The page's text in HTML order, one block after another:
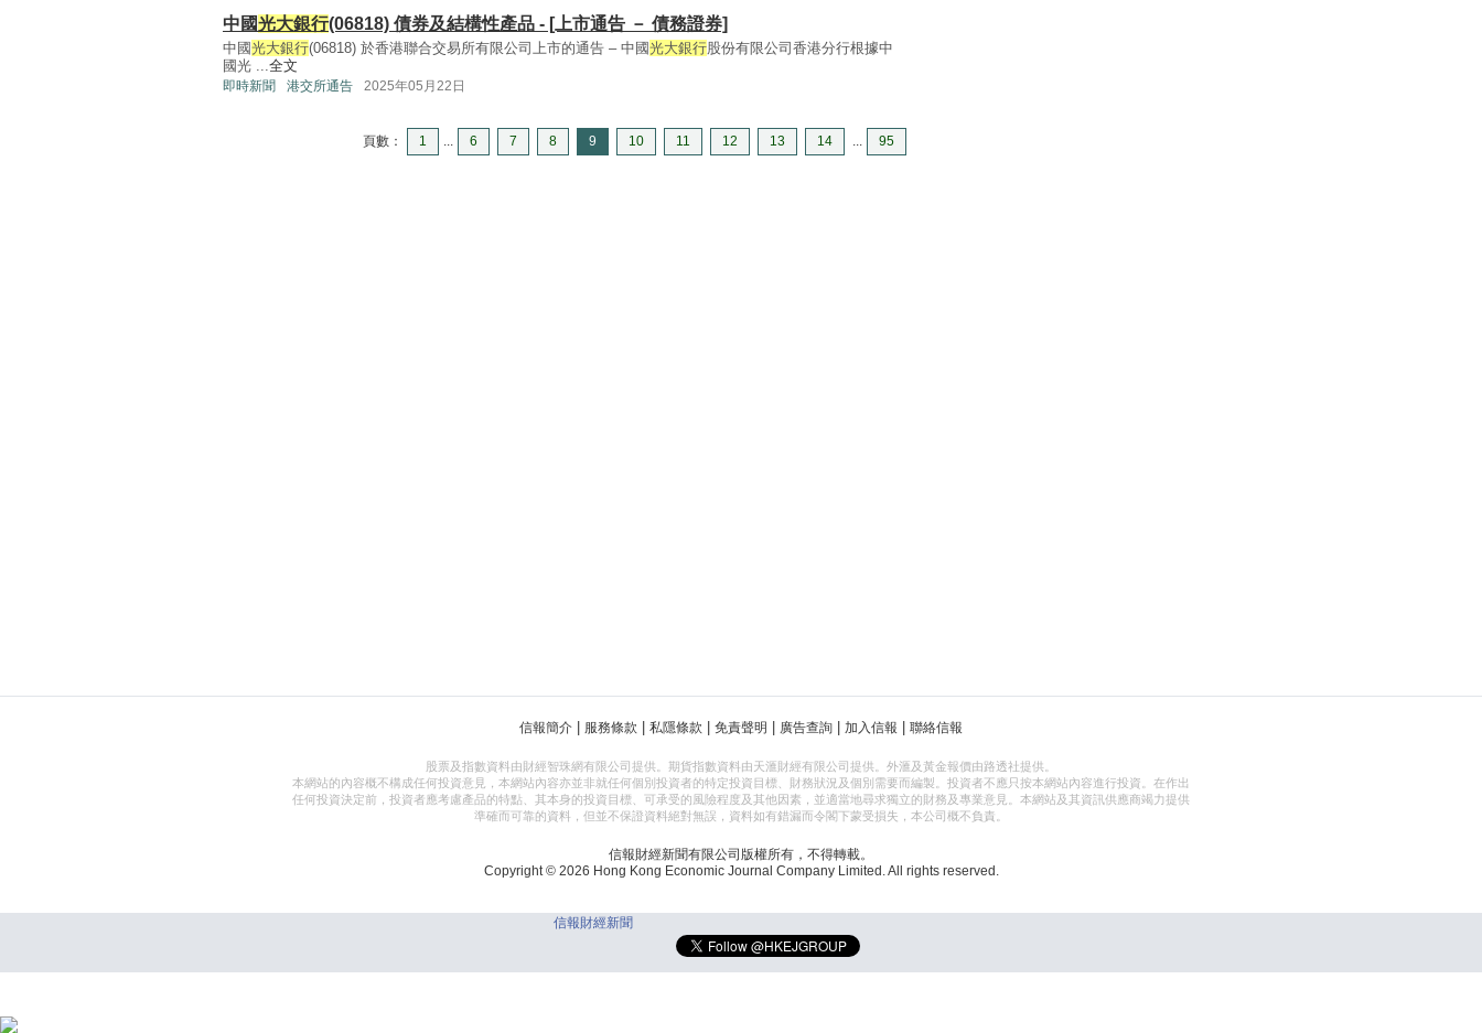
中國光大銀行(06818) 債券及結構性產品 - [上市通告 － 債務證券]
中國光大銀行(06818) 於香港聯合交易所有限公司上市的通告 – 中國光大銀行股份有限公司香港分行根據中
國光 ...全文
即時新聞 港交所通告 2025年05月22日
頁數： 1 ... 6 7 8 9 10 11 12 13 14 ... 95
信報簡介 服務條款 私隱條款 免責聲明 廣告查詢 加入信報 聯絡信報
股票及指數資料由財經智珠網有限公司提供。期貨指數資料由天滙財經有限公司提供。外滙及黃金報價由路透社提供。
本網站的內容概不構成任何投資意見，本網站內容亦並非就任何個別投資者的特定投資目標、財務狀況及個別需要而編製。投資者不應只按本網站內容進行投資。在作出
任何投資決定前，投資者應考慮產品的特點、其本身的投資目標、可承受的風險程度及其他因素，並適當地尋求獨立的財務及專業意見。本網站及其資訊供應商竭力提供
準確而可靠的資料，但並不保證資料絕對無誤，資料如有錯漏而令閣下蒙受損失，本公司概不負責。
信報財經新聞有限公司版權所有，不得轉載。
Copyright © 2026 Hong Kong Economic Journal Company Limited. All rights reserved.
信報財經新聞